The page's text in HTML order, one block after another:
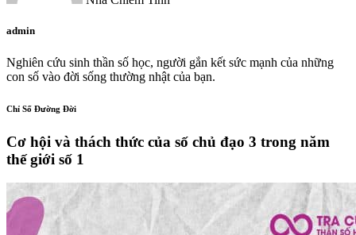
admin
Nghiên cứu sinh thần số học, người gắn kết sức mạnh của những
con số vào đời sống thường nhật của bạn.
Chỉ Số Đường Đời
Cơ hội và thách thức của số chủ đạo 3 trong năm
thế giới số 1